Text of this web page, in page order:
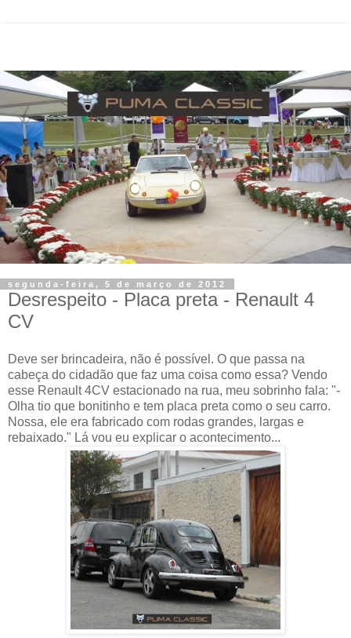
segunda-feira, 5 de março de 2012
Desrespeito - Placa preta - Renault 4
CV
Deve ser brincadeira, não é possível. O que passa na
cabeça do cidadão que faz uma coisa como essa? Vendo
esse Renault 4CV estacionado na rua, meu sobrinho fala: "-
Olha tio que bonitinho e tem placa preta como o seu carro.
Nossa, ele era fabricado com rodas grandes, largas e
rebaixado." Lá vou eu explicar o acontecimento...